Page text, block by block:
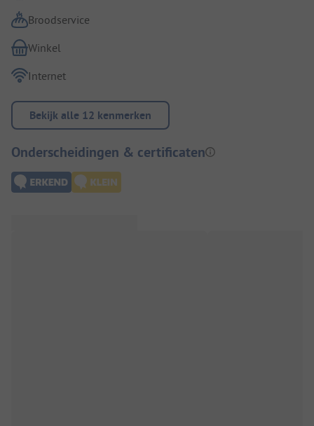
Broodservice
Winkel
Internet
Bekijk alle 12 kenmerken
Onderscheidingen & certificaten